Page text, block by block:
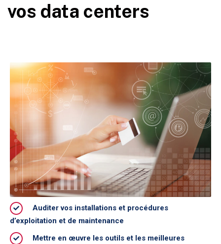
vos data centers
Auditer vos installations et procédures
d’exploitation et de maintenance
Mettre en œuvre les outils et les meilleures